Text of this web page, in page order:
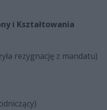
i Kształtowania
rezygnację z mandatu)